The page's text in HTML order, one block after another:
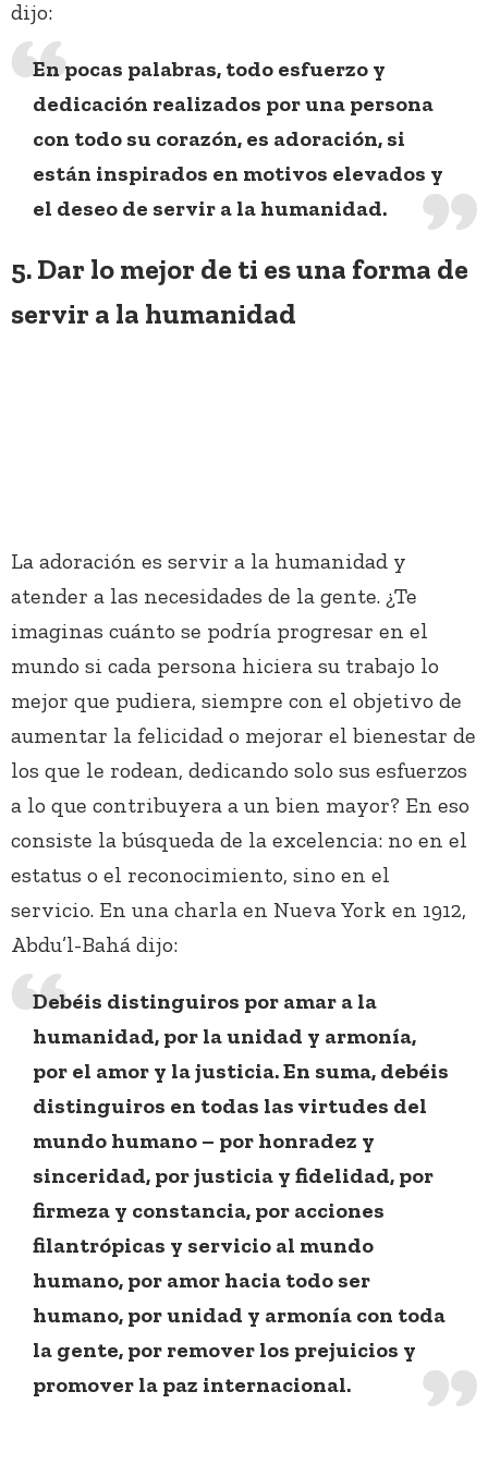
dijo:
En pocas palabras, todo esfuerzo y
dedicación realizados por una persona
con todo su corazón, es adoración, si
están inspirados en motivos elevados y
el deseo de servir a la humanidad.
5. Dar lo mejor de ti es una forma de
servir a la humanidad
La adoración es servir a la humanidad y
atender a las necesidades de la gente. ¿Te
imaginas cuánto se podría progresar en el
mundo si cada persona hiciera su trabajo lo
mejor que pudiera, siempre con el objetivo de
aumentar la felicidad o mejorar el bienestar de
los que le rodean, dedicando solo sus esfuerzos
a lo que contribuyera a un bien mayor? En eso
consiste la búsqueda de la excelencia: no en el
estatus o el reconocimiento, sino en el
servicio. En una charla en Nueva York en 1912,
Abdu’l-Bahá dijo:
Debéis distinguiros por amar a la
humanidad, por la unidad y armonía,
por el amor y la justicia. En suma, debéis
distinguiros en todas las virtudes del
mundo humano – por honradez y
sinceridad, por justicia y fidelidad, por
firmeza y constancia, por acciones
filantrópicas y servicio al mundo
humano, por amor hacia todo ser
humano, por unidad y armonía con toda
la gente, por remover los prejuicios y
promover la paz internacional.